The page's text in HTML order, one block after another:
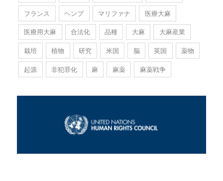
フランス
ヘンプ マリファナ
医療大麻
医療用大麻
合法化 品種 大麻
大麻産業
栽培
植物 研究 米国 脳 英国
薬物
起源
非犯罪化 麻 麻薬 麻薬戦争